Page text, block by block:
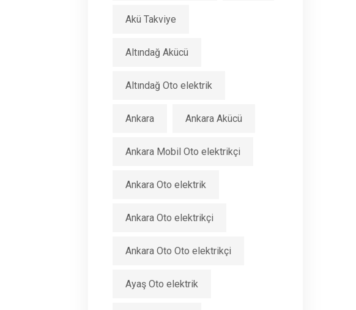
Akü Takviye
Altındağ Akücü
Altındağ Oto elektrik
Ankara Ankara Akücü
Ankara Mobil Oto elektrikçi
Ankara Oto elektrik
Ankara Oto elektrikçi
Ankara Oto Oto elektrikçi
Ayaş Oto elektrik